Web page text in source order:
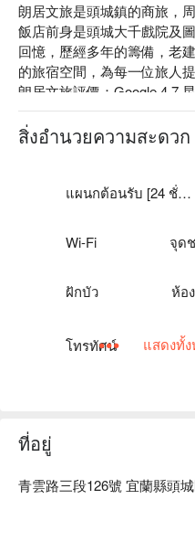
朗居文旅是頭城鎮的商旅，
飯店前身是頭城大千戲院及
回憶，歷經多年的籌備，老
的旅宿空間，為每一位旅人
朗居文旅評價：Google 4.7 星
朗居文旅推薦：地理位置優
當地美食，並且提供獨立車
สิ่งอำนวยความสะดวก
แผนกต้อนรับ [24 ชั่วโมง]
Wi-Fi จุด
ฝักบัว ห้อ
โทรทัศน์ แสดงทั้
ที่อยู่
青雲路三段126號 宜蘭縣頭